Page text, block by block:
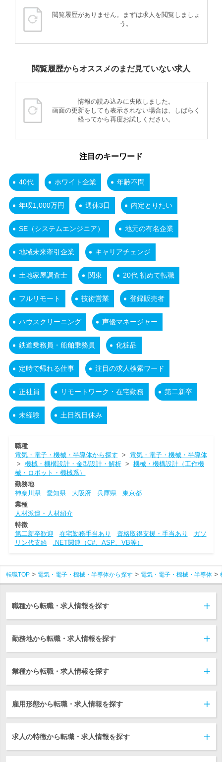
閲覧履歴がありません。まずは求人を閲覧しましょ
う。
閲覧履歴からオススメのまだ見ていない求人
情報の読み込みに失敗しました。
画面の更新をしても表示されない場合は、しばらく
経ってから再度お試しください。
注目のキーワード
40代 ホワイト企業 年齢不問
年収1,000万円 週休3日 内定とりたい
SE（システムエンジニア） 地元の有名企業
地域未来牽引企業 キャリアチェンジ
土地家屋調査士 関東 20代 初めて転職
フルリモート 技術営業 登録販売者
ハウスクリーニング 声優マネージャー
鉄道乗務員・船舶乗務員 化粧品
定時で帰れる仕事 注目の求人検索ワード
正社員 リモートワーク・在宅勤務 第二新卒
未経験 土日祝日休み
職種
電気・電子・機械・半導体から探す > 電気・電子・機械・半導体
> 機械・機構設計・金型設計・解析> 機械・機構設計（工作機
械・ロボット・機械系）
勤務地
神奈川県
愛知県 大阪府 兵庫県
東京都
業種
人材派遣・人材紹介
特徴
第二新卒歓迎
在宅勤務手当あり 資格取得支援・手当あり
ガソ
リン代支給
.NET関連（C#、ASP、VB等）
転職TOP 電気・電子・機械・半導体から探す 電気・電子・機械・半導体
職種から転職・求人情報を探す
勤務地から転職・求人情報を探す
業種から転職・求人情報を探す
雇用形態から転職・求人情報を探す
求人の特徴から転職・求人情報を探す